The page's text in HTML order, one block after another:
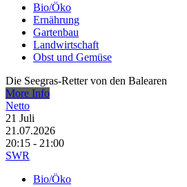
Bio/Öko
Ernährung
Gartenbau
Landwirtschaft
Obst und Gemüse
Die Seegras-Retter von den Balearen
More Info
Netto
21 Juli
21.07.2026
20:15 - 21:00
SWR
Bio/Öko